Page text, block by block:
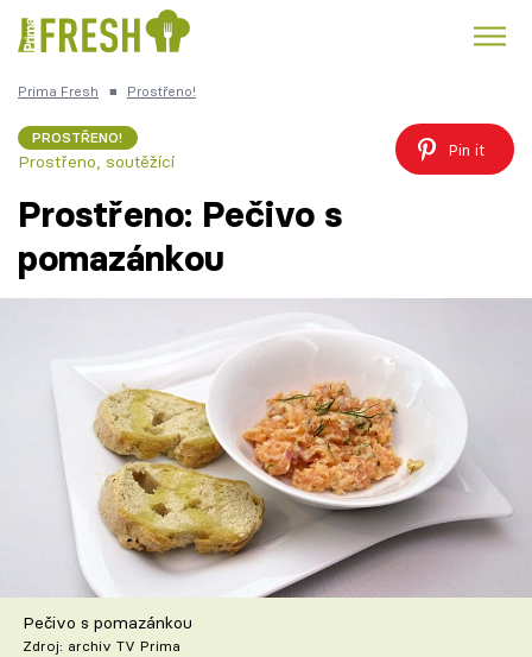
Česká kuchyně
Recepty
Články
TV Program
Škola vaření
Recepty z TV
Prima Fresh ■ Prostřeno!
PROSTŘENO!
Prostřeno, soutěžící
Pin it
Prostřeno: Pečivo s
pomazánkou
Pečivo s pomazánkou
Zdroj: archiv TV Prima